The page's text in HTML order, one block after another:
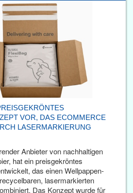
VOR, DAS ECOMMERCE
LASERMARKIERUNG
Anbieter von nachhaltigen
hat ein preisgekröntes
das einen Wellpappen-
lasermarkierten
Das Konzept wurde für